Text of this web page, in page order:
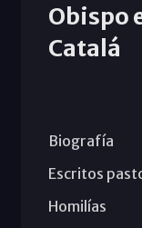
Obispo
Catalá
Biografía
Escritos
Homilías